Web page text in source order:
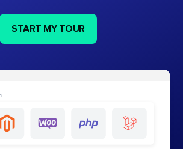
START MY TOUR